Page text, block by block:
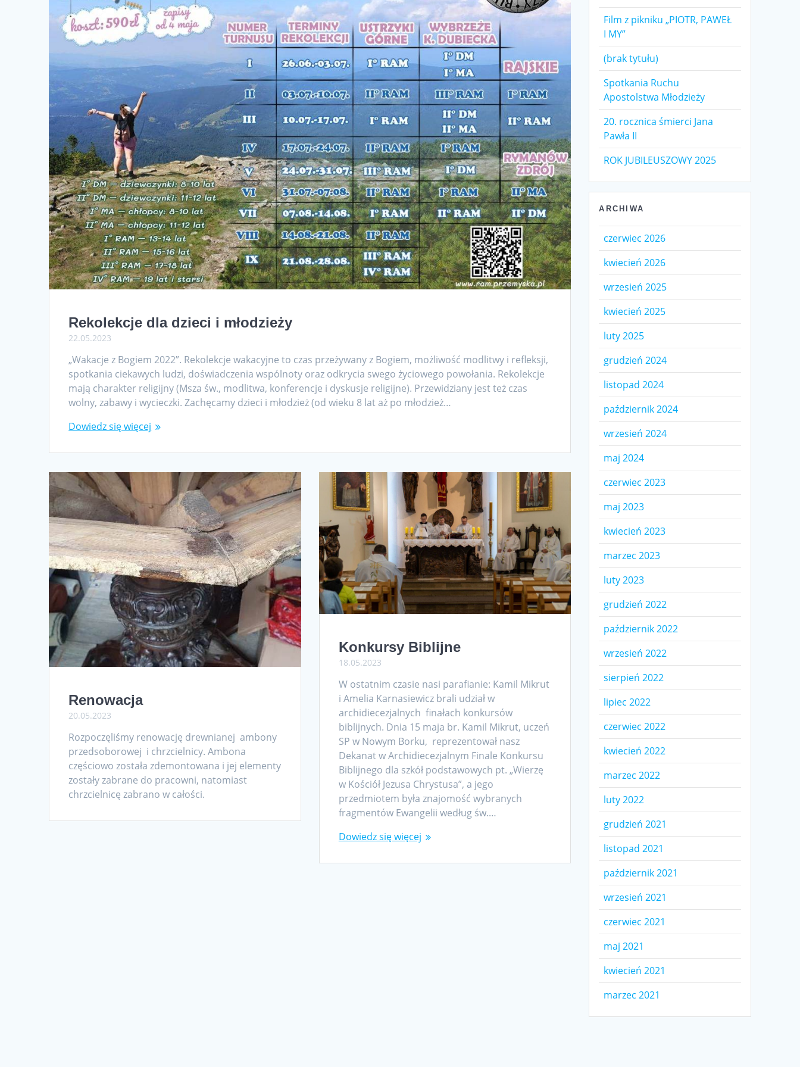
Rekolekcje dla dzieci i młodzieży
22.05.2023
„Wakacje z Bogiem 2022”. Rekolekcje wakacyjne to czas przeżywany z Bogiem, możliwość modlitwy i refleksji,
spotkania ciekawych ludzi, doświadczenia wspólnoty oraz odkrycia swego życiowego powołania. Rekolekcje
mają charakter religijny (Msza św., modlitwa, konferencje i dyskusje religijne). Przewidziany jest też czas
wolny, zabawy i wycieczki. Zachęcamy dzieci i młodzież (od wieku 8 lat aż po młodzież…
Dowiedz się więcej
Renowacja
20.05.2023
Rozpoczęliśmy renowację drewnianej ambony
przedsoborowej i chrzcielnicy. Ambona
częściowo została zdemontowana i jej elementy
zostały zabrane do pracowni, natomiast
chrzcielnicę zabrano w całości.
Konkursy Biblijne
18.05.2023
W ostatnim czasie nasi parafianie: Kamil Mikrut
i Amelia Karnasiewicz brali udział w
archidiecezjalnych finałach konkursów
biblijnych. Dnia 15 maja br. Kamil Mikrut, uczeń
SP w Nowym Borku, reprezentował nasz
Dekanat w Archidiecezjalnym Finale Konkursu
Biblijnego dla szkół podstawowych pt. „Wierzę
w Kościół Jezusa Chrystusa”, a jego
przedmiotem była znajomość wybranych
fragmentów Ewangelii według św.…
Dowiedz się więcej
Film z pikniku „PIOTR, PAWEŁ
I MY”
(brak tytułu)
Spotkania Ruchu
Apostolstwa Młodzieży
20. rocznica śmierci Jana
Pawła II
ROK JUBILEUSZOWY 2025
ARCHIWA
czerwiec 2026
kwiecień 2026
wrzesień 2025
kwiecień 2025
luty 2025
grudzień 2024
listopad 2024
październik 2024
wrzesień 2024
maj 2024
czerwiec 2023
maj 2023
kwiecień 2023
marzec 2023
luty 2023
grudzień 2022
październik 2022
wrzesień 2022
sierpień 2022
lipiec 2022
czerwiec 2022
kwiecień 2022
marzec 2022
luty 2022
grudzień 2021
listopad 2021
październik 2021
wrzesień 2021
czerwiec 2021
maj 2021
kwiecień 2021
marzec 2021